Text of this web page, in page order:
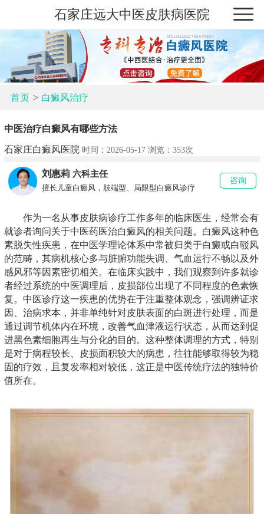
石家庄远大中医皮肤病医院
首页> 白癜风治疗
中医治疗白癜风有哪些方法
石家庄白癜风医院 时间：2026-05-17 浏览： 353次
刘惠莉 六科主任
擅长儿童白癜风，肢端型、局限型白癜风诊疗
咨询
作为一名从事皮肤病诊疗工作多年的临床医生，经常会有
就诊者询问关于中医药医治白癜风的相关问题。白癜风这种色
素脱失性疾患，在中医学理论体系中常被归类于白癜或白驳风
的范畴，其病机核心多与脏腑功能失调、气血运行不畅以及外
感风邪等因素密切相关。在临床实践中，我们观察到许多就诊
者经过系统的中医调理后，皮损部位出现了不同程度的色素恢
复。中医诊疗这一疾患的优势在于注重整体观念，强调辨证求
因、治病求本，并非单纯针对皮肤表面的白斑进行处理，而是
通过调节机体内在环境，改善气血津液运行状态，从而达到促
进黑色素细胞再生与分化的目的。这种整体调理的方式，特别
是对于病程较长、皮损面积较大的病患，往往能够取得较为稳
固的疗效，且复发率相对较低，这正是中医传统疗法的独特价
值所在。